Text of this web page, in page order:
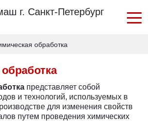
обработка
представляет собой
и технологий, используемых в
для изменения свойств
путем проведения химических